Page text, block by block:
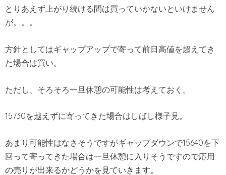
とりあえず上がり続ける間は買っていかないといけません
が。。。
方針としてはギャップアップで寄って前日高値を超えてき
た場合は買い。
ただし、そろそろ一旦休憩の可能性は考えておく。
15730を越えずに寄ってきた場合はしばし様子見。
あまり可能性はなさそうですがギャップダウンで15640を下
回って寄ってきた場合は一旦休憩に入りそうですので応用
の売りが出来るかどうかを見ていきます。